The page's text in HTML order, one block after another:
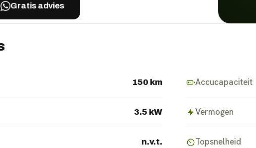
Gratis advies
150 km Accucapaciteit
3.5 kW Vermogen
n.v.t. Topsnelheid